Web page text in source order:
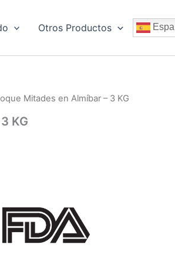
Otros Productos
Mitades en Almíbar – 3 KG
KG